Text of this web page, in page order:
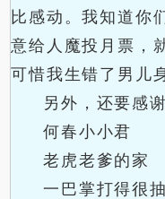
比感动。我知道你
意给人魔投月票，
可惜我生错了男儿
另外，还要感
何春小小君
老虎老爹的家
一巴掌打得很